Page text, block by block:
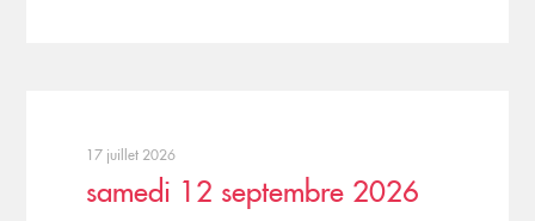
17 juillet 2026
samedi 12 septembre 2026